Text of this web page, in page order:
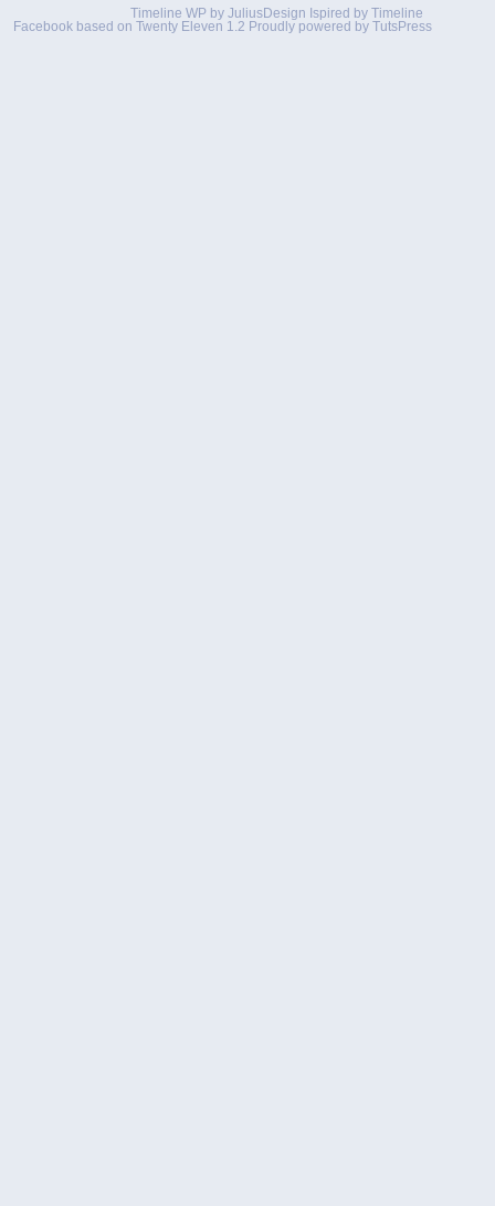
Timeline WP by JuliusDesign Ispired by Timeline
Facebook based on Twenty Eleven 1.2 Proudly powered by TutsPress